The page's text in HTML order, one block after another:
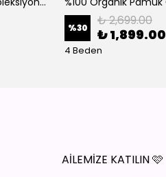
%30 ₺ 2,699.00
₺ 1,899.00
4 Beden
AİLEMİZE KATILIN🩷